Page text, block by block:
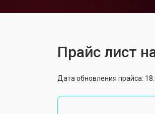
Прайс лист
Дата обновления прайса: